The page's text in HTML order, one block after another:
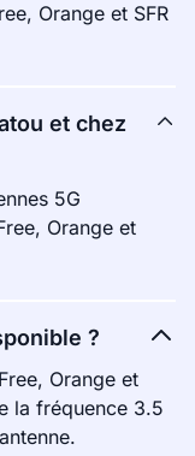
Orange et SFR
et chez
5G
Orange et
?
Orange et
la fréquence 3.5